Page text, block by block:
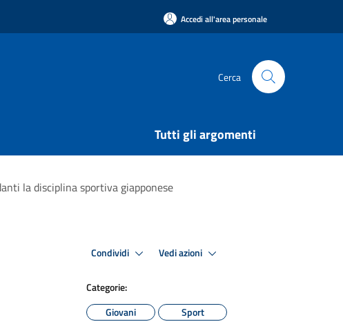
Accedi all'area personale
Cerca
Tutti gli argomenti
la disciplina sportiva giapponese
Condividi Vedi azioni
Categorie:
Giovani
Sport